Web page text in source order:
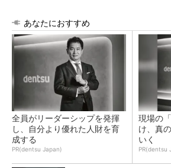
あなたにおすすめ
全員がリーダーシップを発揮
し、自分より優れた人財を育
成する
PR(dentsu Japan)
現場の
け、真
いく
PR(dentsu